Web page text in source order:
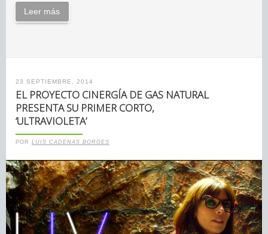
Leer más
23 SEPTIEMBRE, 2014
EL PROYECTO CINERGÍA DE GAS NATURAL
PRESENTA SU PRIMER CORTO,
‘ULTRAVIOLETA’
POR LUIS CADENAS BORGES